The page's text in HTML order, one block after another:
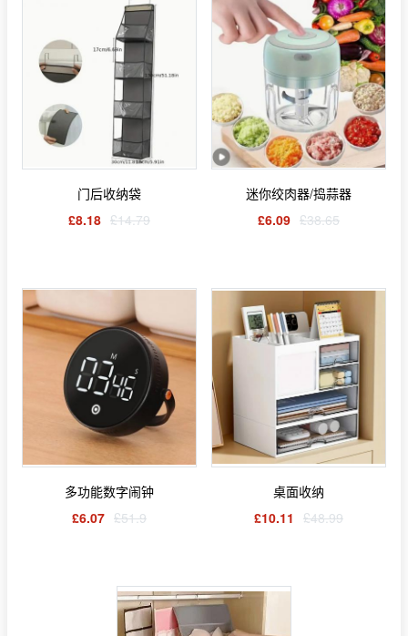
门后收纳袋
£8.18 £14.79
迷你绞肉器/捣蒜器
£6.09 £38.65
多功能数字闹钟
£6.07 £51.9
桌面收纳
£10.11 £48.99